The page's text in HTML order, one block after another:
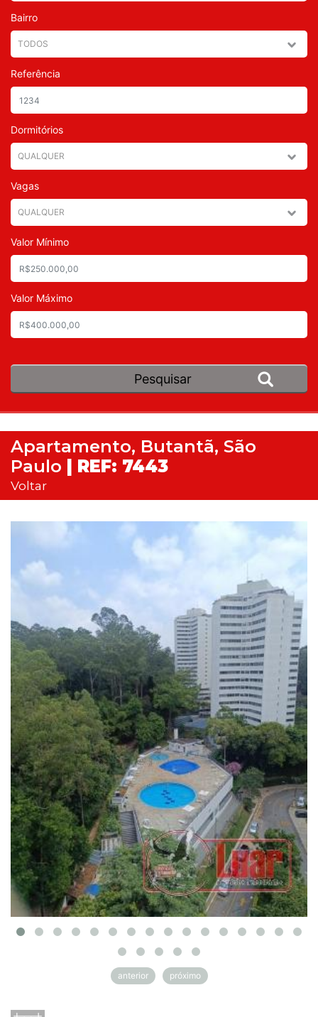
Bairro
Referência
Dormitórios
Vagas
Valor Mínimo
Valor Máximo
Apartamento, Butantã, São
Paulo | REF: 7443
Voltar
anterior próximo